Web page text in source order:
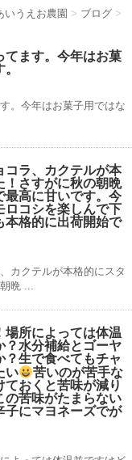
いうえお農園 > ブログ >
てます。今年はお菓
。今年はお菓子用ではな
コラ、カクテルが本
！さすがに秋の朝晩
最高に甘いです。今
ロコシを楽しんで下
本格的に出荷開始で
カクテルが本格的にスタ
晩 ...
場所によっては体温
？水分補給とゴーヤ
生で食べてもチャ
い
苦いのが苦手な
おくと苦味が減り
の苦味がたまらない
子にマヨネーズでが